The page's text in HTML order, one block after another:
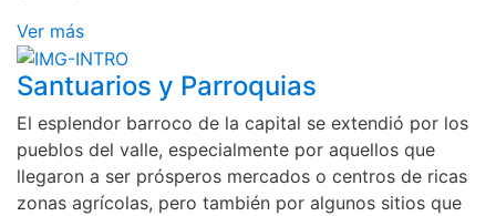
Ver más
Santuarios y Parroquias
El esplendor barroco de la capital se extendió por los
pueblos del valle, especialmente por aquellos que
llegaron a ser prósperos mercados o centros de ricas
zonas agrícolas, pero también por algunos sitios que